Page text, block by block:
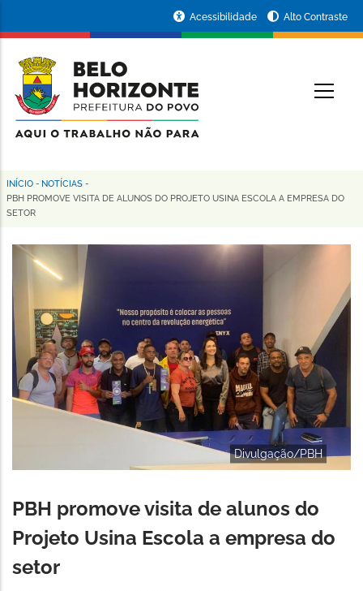
conteúdo
principal
da
Prefeitura
de
Horizonte
Acessibilidade Alto Contraste
Trilha
de
navegação
INÍCIO - NOTÍCIAS -
PBH PROMOVE VISITA DE ALUNOS DO PROJETO USINA ESCOLA A EMPRESA DO
SETOR
Divulgação/PBH
PBH promove visita de alunos do
Projeto Usina Escola a empresa do
setor